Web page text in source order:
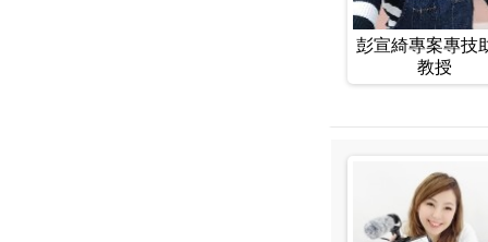
彭宣綺專案專技
教授